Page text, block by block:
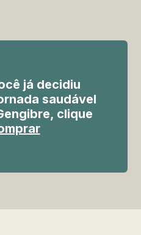
já decidiu
saudável
clique